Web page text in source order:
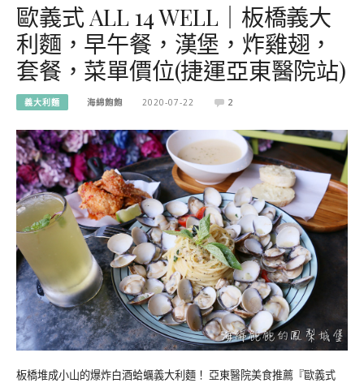
歐義式 ALL 14 WELL｜板橋義大
利麵，早午餐，漢堡，炸雞翅，
套餐，菜單價位(捷運亞東醫院站)
義大利麵 海綿飽飽 2020-07-22 2
板橋堆成小山的爆炸白酒蛤蠣義大利麵！ 亞東醫院美食推薦『歐義式